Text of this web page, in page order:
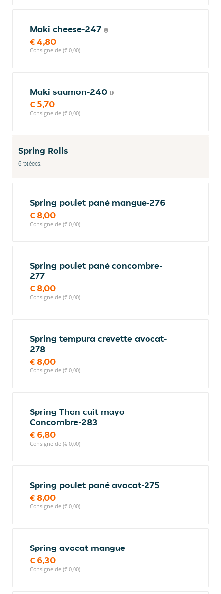
Maki cheese-247
€ 4,80
Consigne de (€ 0,00)
Maki saumon-240
€ 5,70
Consigne de (€ 0,00)
Spring Rolls
6 pièces.
Spring poulet pané mangue-276
€ 8,00
Consigne de (€ 0,00)
Spring poulet pané concombre-
277
€ 8,00
Consigne de (€ 0,00)
Spring tempura crevette avocat-
278
€ 8,00
Consigne de (€ 0,00)
Spring Thon cuit mayo
Concombre-283
€ 6,80
Consigne de (€ 0,00)
Spring poulet pané avocat-275
€ 8,00
Consigne de (€ 0,00)
Spring avocat mangue
€ 6,30
Consigne de (€ 0,00)